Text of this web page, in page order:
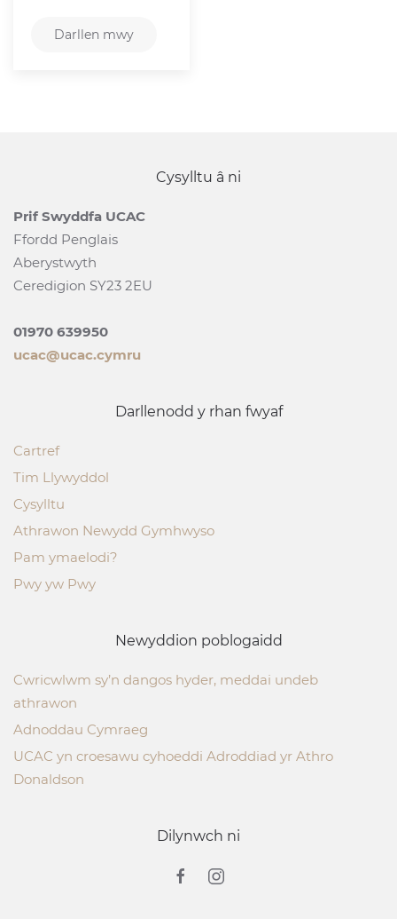
Darllen mwy
Cysylltu â ni
Prif Swyddfa UCAC
Ffordd Penglais
Aberystwyth
Ceredigion SY23 2EU
01970 639950
ucac@ucac.cymru
Darllenodd y rhan fwyaf
Cartref
Tim Llywyddol
Cysylltu
Athrawon Newydd Gymhwyso
Pam ymaelodi?
Pwy yw Pwy
Newyddion poblogaidd
Cwricwlwm sy’n dangos hyder, meddai undeb
athrawon
Adnoddau Cymraeg
UCAC yn croesawu cyhoeddi Adroddiad yr Athro
Donaldson
Dilynwch ni